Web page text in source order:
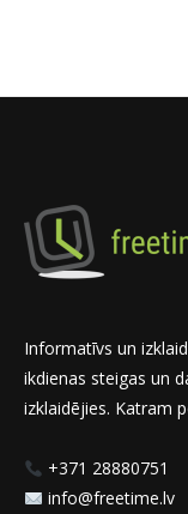
Informatīvs un
ikdienas steigas un
izklaidējies. Katram
+371 28880751
info@freetime.lv